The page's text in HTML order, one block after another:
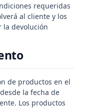
requeridas
al cliente y los
la devolución
de productos en el
la fecha de
Los productos